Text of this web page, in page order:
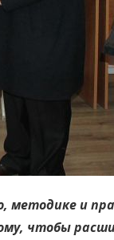
и
чтобы